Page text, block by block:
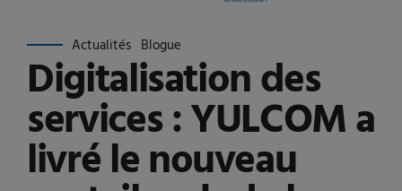
Actualités Blogue
Digitalisation des
services : YULCOM a
livré le nouveau